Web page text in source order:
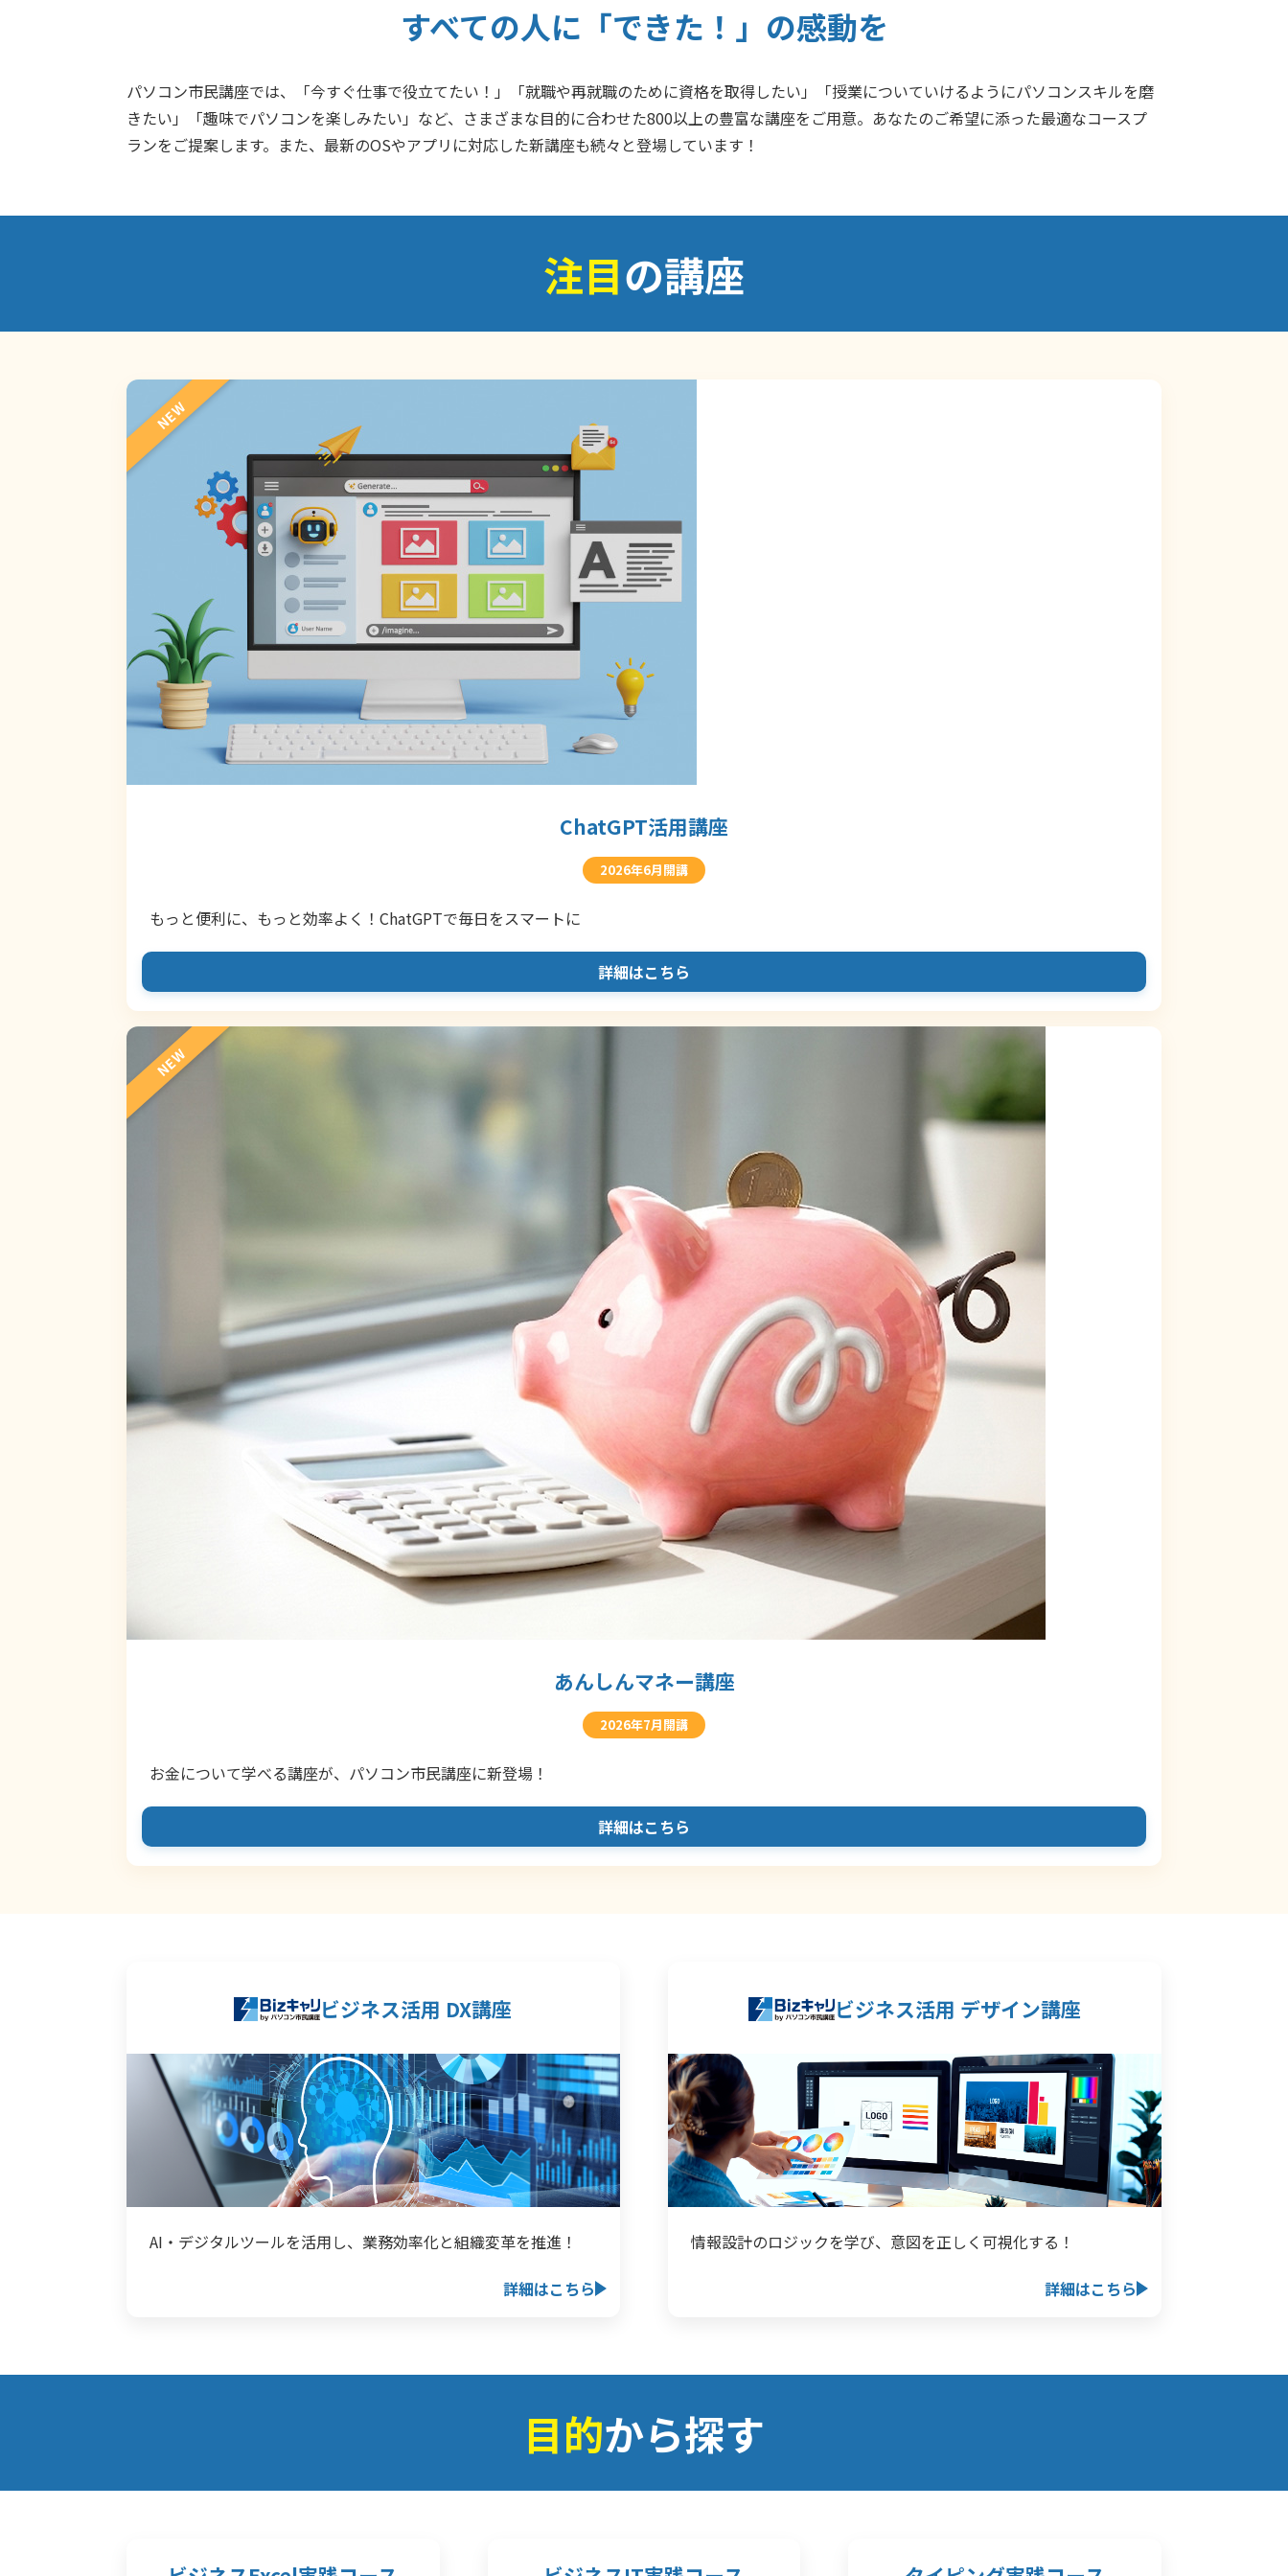
すべての人に「できた！」の感動を
パソコン市民講座では、「今すぐ仕事で役立てたい！」「就職や再就職のために資格を取得したい」「授業についていけるようにパソコンスキルを磨
きたい」「趣味でパソコンを楽しみたい」など、さまざまな目的に合わせた800以上の豊富な講座をご用意。あなたのご希望に添った最適なコースプ
ランをご提案します。また、最新のOSやアプリに対応した新講座も続々と登場しています！
注目の講座
NEW
ChatGPT活用講座
2026年6月開講
もっと便利に、もっと効率よく！ChatGPTで毎日をスマートに
詳細はこちら
NEW
あんしんマネー講座
2026年7月開講
お金について学べる講座が、パソコン市民講座に新登場！
詳細はこちら
ビジネス活用 DX講座
AI・デジタルツールを活用し、業務効率化と組織変革を推進！
詳細はこちら
ビジネス活用 デザイン講座
情報設計のロジックを学び、意図を正しく可視化する！
詳細はこちら
目的から探す